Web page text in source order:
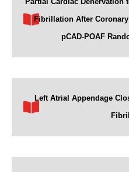
Fibrillation After
pCAD-POAF
Left Atrial Appendage